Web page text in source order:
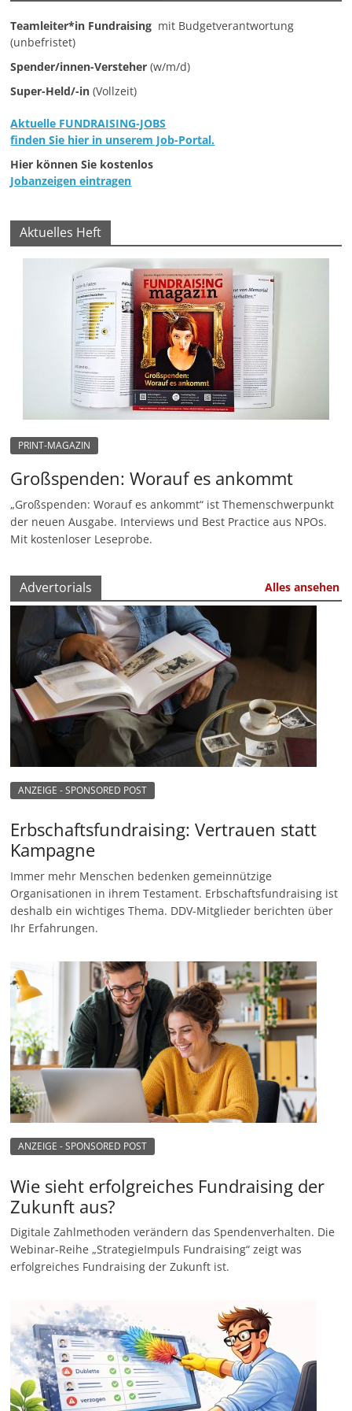
n
r
e
i
n
e
n
Teamleiter*in Fundraising mit Budgetverantwortung
(unbefristet)
Spender/innen-Versteher (w/m/d)
Super-Held/-in (Vollzeit)
Aktuelle FUNDRAISING-JOBS
finden Sie hier in unserem Job-Portal.
Hier können Sie kostenlos
Jobanzeigen eintragen
Aktuelles Heft
PRINT-MAGAZIN
Großspenden: Worauf es ankommt
„Großspenden: Worauf es ankommt“ ist Themenschwerpunkt
der neuen Ausgabe. Interviews und Best Practice aus NPOs.
Mit kostenloser Leseprobe.
Advertorials Alles ansehen
ANZEIGE - SPONSORED POST
Erbschaftsfundraising: Vertrauen statt
Kampagne
Immer mehr Menschen bedenken gemeinnützige
Organisationen in ihrem Testament. Erbschaftsfundraising ist
deshalb ein wichtiges Thema. DDV-Mitglieder berichten über
Ihr Erfahrungen.
ANZEIGE - SPONSORED POST
Wie sieht erfolgreiches Fundraising der
Zukunft aus?
Digitale Zahlmethoden verändern das Spendenverhalten. Die
Webinar-Reihe „StrategieImpuls Fundraising“ zeigt was
erfolgreiches Fundraising der Zukunft ist.